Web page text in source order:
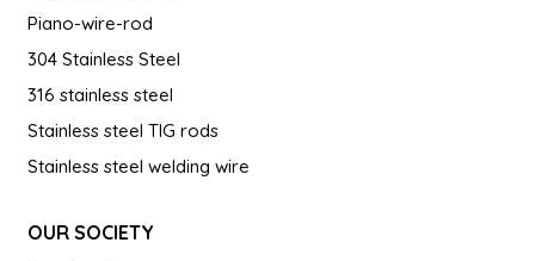
Piano-wire-rod
304 Stainless Steel
316 stainless steel
Stainless steel TIG rods
Stainless steel welding wire
OUR SOCIETY